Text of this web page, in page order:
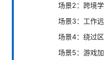
场景2：跨境
场景3：工作
场景4：绕过
场景5：游戏